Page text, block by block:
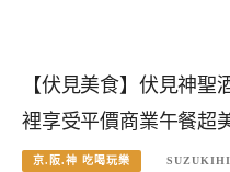
【伏見美食】伏見神
裡享受平價商業午餐超
京.阪.神 吃喝玩樂